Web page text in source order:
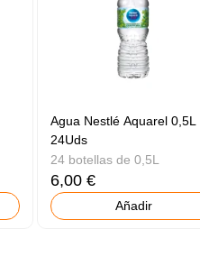
Agua Nestlé Aquarel 0,5L
24Uds
24 botellas de 0,5L
6,00 €
Añadir